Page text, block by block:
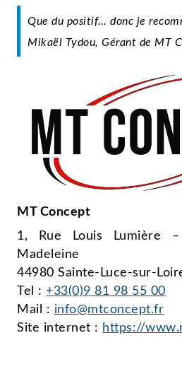
Que du positif… donc je
Mikaël Tydou, Gérant de MT
MT Concept
1, Rue Louis Lumière
Madeleine
44980 Sainte-Luce-sur-
Tel : +33(0)9 81 98 55 00
Mail : info@mtconcept.fr
Site internet : https://